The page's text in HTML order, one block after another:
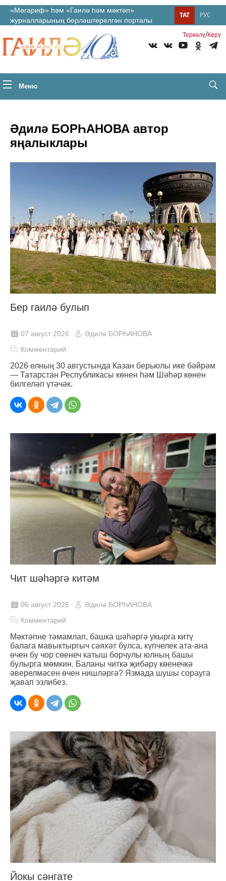
«Мәгариф» һәм «Гаилә һәм мәктәп»
журналларының берләштерелгән порталы
РУС
ТАТ
Теркəлү/Керү
Меню
Әдилә БОРҺАНОВА автор
яңалыклары
Бер гаилә булып
07 август 2026
Әдилә БОРҺАНОВА
Комментарий
2026 елның 30 августында Казан берьюлы ике бәйрәм
— Татарстан Республикасы көнен һәм Шәһәр көнен
билгеләп үтәчәк.
Чит шәһәргә китәм
06 август 2026
Әдилә БОРҺАНОВА
Комментарий
Мәктәпне тәмамлап, башка шәһәргә укырга китү
балага мавыктыргыч сәяхәт булса, күпчелек ата-ана
өчен бу чор сөенеч катыш борчулы юлның башы
булырга мөмкин. Баланы читкә җибәрү көенечкә
әверелмәсен өчен нишләргә? Язмада шушы сорауга
җавап эзлибез.
Йокы сәнгате